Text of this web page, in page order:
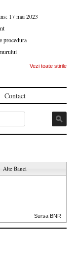
17 mai 2023
procedura
Vezi toate stirile
Contact
Alte Banci
Sursa BNR